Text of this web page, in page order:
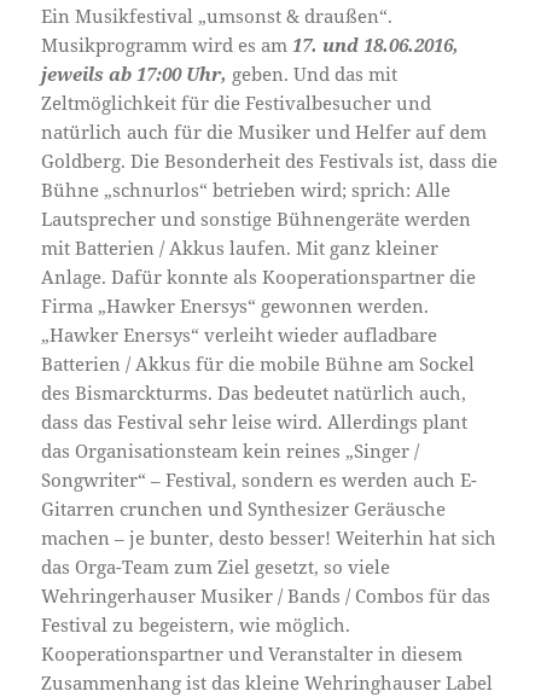
Ein Musikfestival „umsonst & draußen“.
Musikprogramm wird es am17. und 18.06.2016,
jeweils ab 17:00 Uhr, geben. Und das mit
Zeltmöglichkeit für die Festivalbesucher und
natürlich auch für die Musiker und Helfer auf dem
Goldberg. Die Besonderheit des Festivals ist, dass die
Bühne „schnurlos“ betrieben wird; sprich: Alle
Lautsprecher und sonstige Bühnengeräte werden
mit Batterien / Akkus laufen. Mit ganz kleiner
Anlage. Dafür konnte als Kooperationspartner die
Firma „Hawker Enersys“ gewonnen werden.
„Hawker Enersys“ verleiht wieder aufladbare
Batterien / Akkus für die mobile Bühne am Sockel
des Bismarckturms. Das bedeutet natürlich auch,
dass das Festival sehr leise wird. Allerdings plant
das Organisationsteam kein reines „Singer /
Songwriter“ – Festival, sondern es werden auch E-
Gitarren crunchen und Synthesizer Geräusche
machen – je bunter, desto besser! Weiterhin hat sich
das Orga-Team zum Ziel gesetzt, so viele
Wehringerhauser Musiker / Bands / Combos für das
Festival zu begeistern, wie möglich.
Kooperationspartner und Veranstalter in diesem
Zusammenhang ist das kleine Wehringhauser Label